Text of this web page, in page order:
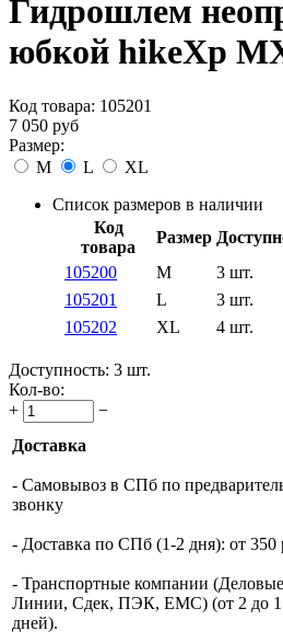
Гидрошлем
юбкой hikeXp
Код товара: 105201
7 050 руб
Размер:
M
L
XL
Список размеров в наличии
Код
товара
Размер
105200
M 3 шт.
105201 L 3 шт.
105202 XL 4 шт.
Доступность: 3 шт.
Кол-во:
+
−
Доставка
- Самовывоз в СПб по
звонку
- Доставка по СПб (1-2 дня): от 350
- Транспортные компании (Деловые
Линии, Сдек, ПЭК, ЕМС) (от 2 до
дней).